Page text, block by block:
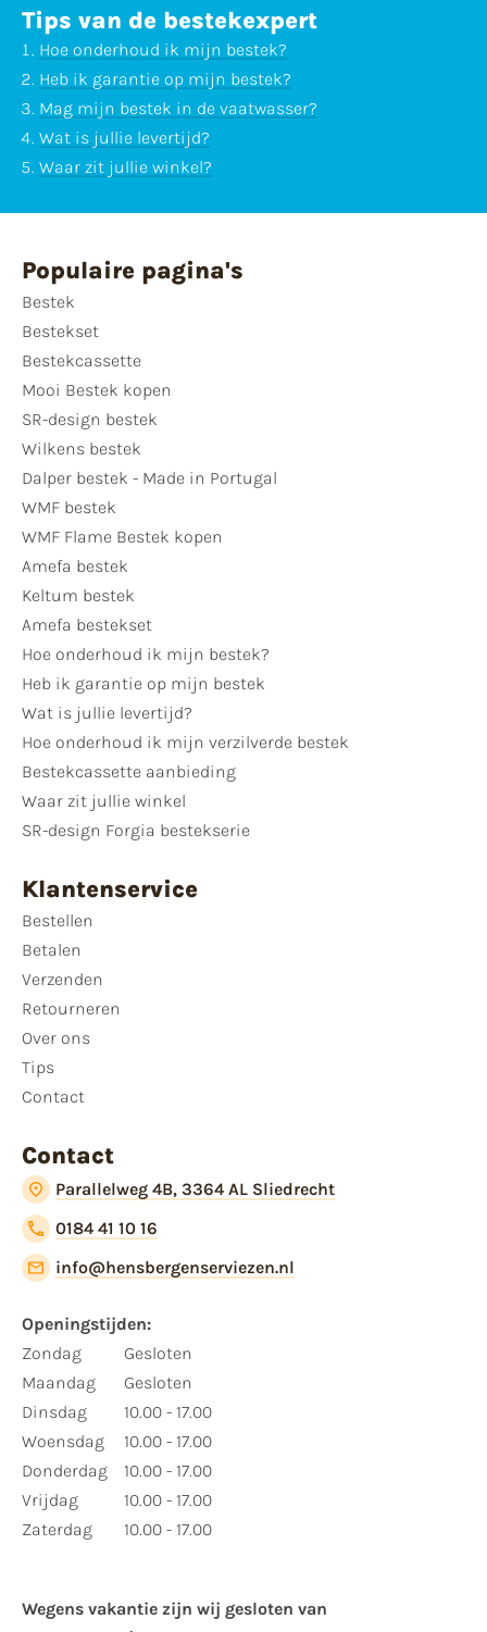
Tips van de bestekexpert
Hoe onderhoud ik mijn bestek?
Heb ik garantie op mijn bestek?
Mag mijn bestek in de vaatwasser?
Wat is jullie levertijd?
Waar zit jullie winkel?
Populaire pagina's
Bestek
Bestekset
Bestekcassette
Mooi Bestek kopen
SR-design bestek
Wilkens bestek
Dalper bestek - Made in Portugal
WMF bestek
WMF Flame Bestek kopen
Amefa bestek
Keltum bestek
Amefa bestekset
Hoe onderhoud ik mijn bestek?
Heb ik garantie op mijn bestek
Wat is jullie levertijd?
Hoe onderhoud ik mijn verzilverde bestek
Bestekcassette aanbieding
Waar zit jullie winkel
SR-design Forgia bestekserie
Klantenservice
Bestellen
Betalen
Verzenden
Retourneren
Over ons
Tips
Contact
Contact
Parallelweg 4B, 3364 AL Sliedrecht
0184 41 10 16
info@hensbergenserviezen.nl
Openingstijden:
Zondag
Maandag
Dinsdag
Woensdag
Donderdag
Vrijdag
Zaterdag
Gesloten
Gesloten
10.00 - 17.00
10.00 - 17.00
10.00 - 17.00
10.00 - 17.00
10.00 - 17.00
Wegens vakantie zijn wij gesloten van ​